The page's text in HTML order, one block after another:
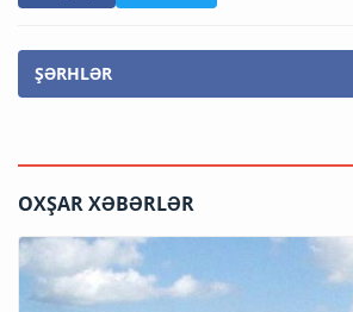
ŞƏRHLƏR
OXŞAR XƏBƏRLƏR